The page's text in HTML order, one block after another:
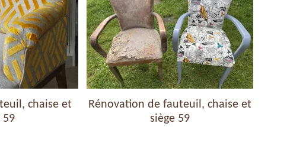
chaise et
59
Rénovation de fauteuil, chaise et
siège 59